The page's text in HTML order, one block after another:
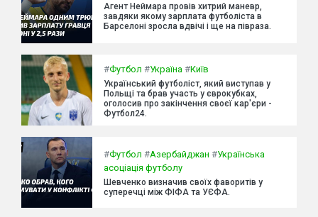
Агент Неймара провів хитрий маневр,
завдяки якому зарплата футболіста в
Барселоні зросла вдвічі і ще на півраза.
#Футбол #Україна #Київ
Український футболіст, який виступав у
Польщі та брав участь у єврокубках,
оголосив про закінчення своєї кар'єри -
Футбол24.
#Футбол #Азербайджан #Українська
асоціація футболу
Шевченко визначив своїх фаворитів у
суперечці між ФІФА та УЄФА.